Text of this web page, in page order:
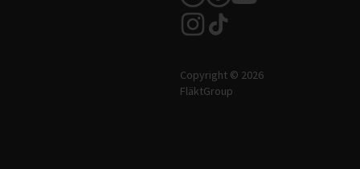
Copyright © 2026
FläktGroup